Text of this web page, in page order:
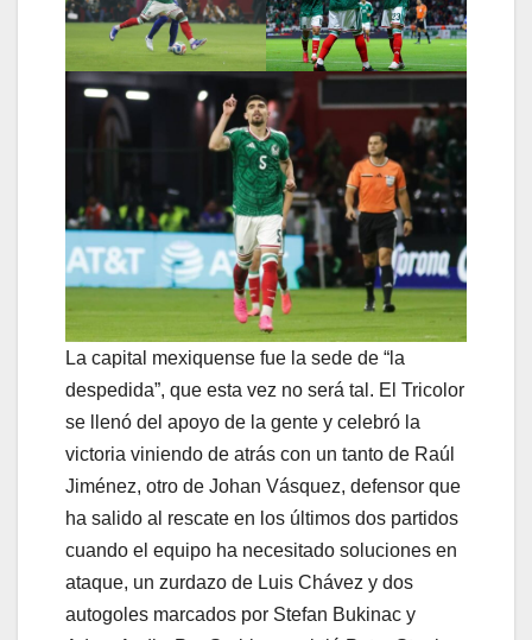
La capital mexiquense fue la sede de “la
despedida”, que esta vez no será tal. El Tricolor
se llenó del apoyo de la gente y celebró la
victoria viniendo de atrás con un tanto de Raúl
Jiménez, otro de Johan Vásquez, defensor que
ha salido al rescate en los últimos dos partidos
cuando el equipo ha necesitado soluciones en
ataque, un zurdazo de Luis Chávez y dos
autogoles marcados por Stefan Bukinac y